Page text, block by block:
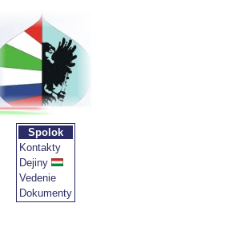
Spolok
Kontakty
Dejiny
Vedenie
Dokumenty